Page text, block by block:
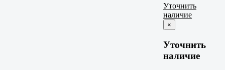
Уточнить
наличие
×
Уточнить
наличие